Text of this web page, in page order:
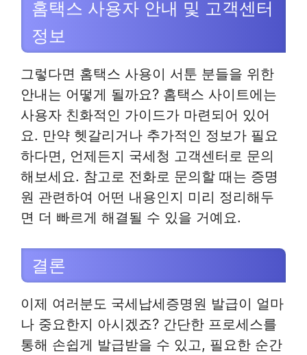
홈택스 사용자 안내 및 고객센터
정보
그렇다면 홈택스 사용이 서툰 분들을 위한
안내는 어떻게 될까요? 홈택스 사이트에는
사용자 친화적인 가이드가 마련되어 있어
요. 만약 헷갈리거나 추가적인 정보가 필요
하다면, 언제든지 국세청 고객센터로 문의
해보세요. 참고로 전화로 문의할 때는 증명
원 관련하여 어떤 내용인지 미리 정리해두
면 더 빠르게 해결될 수 있을 거예요.
결론
이제 여러분도 국세납세증명원 발급이 얼마
나 중요한지 아시겠죠? 간단한 프로세스를
통해 손쉽게 발급받을 수 있고, 필요한 순간